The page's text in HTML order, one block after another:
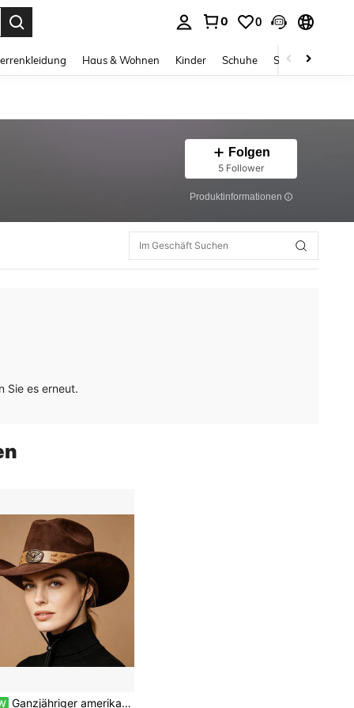
0 0
Haus & Wohnen Kinder Schuhe Schmuck &
Folgen
5 Follower
Produktinformationen
Sie es erneut.
Ganzjähriger amerikanischer Western Cowboyhut mit Stierkopf-Muster Dekoration, einfarbiges einteiliges Design, geeignet für Partys und Tänze